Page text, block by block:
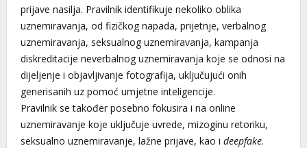
prijave nasilja. Pravilnik identifikuje nekoliko oblika
uznemiravanja, od fizičkog napada, prijetnje, verbalnog
uznemiravanja, seksualnog uznemiravanja, kampanja
diskreditacije neverbalnog uznemiravanja koje se odnosi na
dijeljenje i objavljivanje fotografija, uključujući onih
generisanih uz pomoć umjetne inteligencije.
Pravilnik se također posebno fokusira i na online
uznemiravanje koje uključuje uvrede, mizoginu retoriku,
seksualno uznemiravanje, lažne prijave, kao i deepfake.